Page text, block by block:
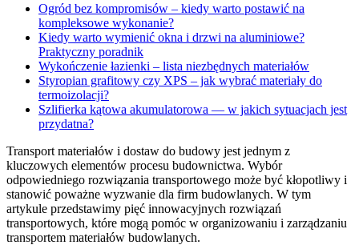
Ogród bez kompromisów – kiedy warto postawić na
kompleksowe wykonanie?
Kiedy warto wymienić okna i drzwi na aluminiowe?
Praktyczny poradnik
Wykończenie łazienki – lista niezbędnych materiałów
Styropian grafitowy czy XPS – jak wybrać materiały do
termoizolacji?
Szlifierka kątowa akumulatorowa — w jakich sytuacjach jest
przydatna?
Transport materiałów i dostaw do budowy jest jednym z
kluczowych elementów procesu budownictwa. Wybór
odpowiedniego rozwiązania transportowego może być kłopotliwy i
stanowić poważne wyzwanie dla firm budowlanych. W tym
artykule przedstawimy pięć innowacyjnych rozwiązań
transportowych, które mogą pomóc w organizowaniu i zarządzaniu
transportem materiałów budowlanych.